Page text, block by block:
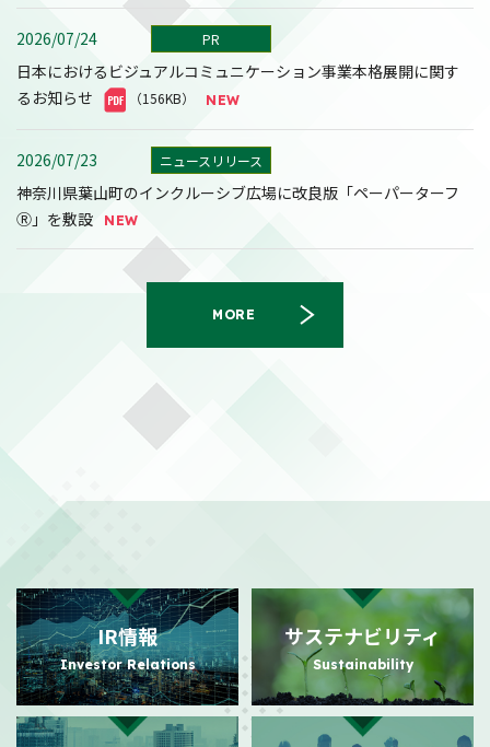
2026/07/24 PR
日本におけるビジュアルコミュニケーション事業本格展開に関す
るお知らせ
（156KB）
2026/07/23 ニュースリリース
神奈川県葉山町のインクルーシブ広場に改良版「ペーパーターフ
Ⓡ」を敷設
MORE
2027年３月期第１四半期決算短信〔日本基準〕(連結)
（558KB）
2026/08/03
自己株式の取得状況に関するお知らせ （101KB）
2026/07/31 PR
日本におけるビジュアルコミュニケーション事業の強化に向けた
事業基盤拡充に関するお知らせ
（140KB）
IR情報
Investor Relations
サステナビリティ
Sustainability